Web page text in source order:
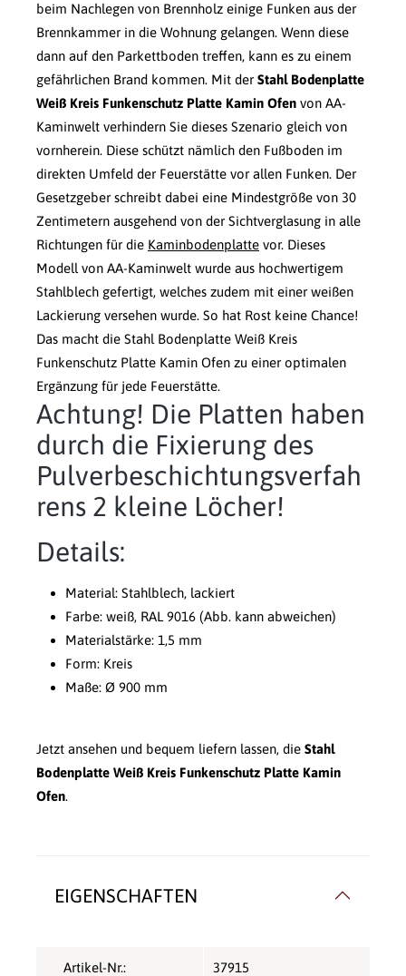
beim Nachlegen von Brennholz einige Funken aus der
Brennkammer in die Wohnung gelangen. Wenn diese
dann auf den Parkettboden treffen, kann es zu einem
gefährlichen Brand kommen. Mit der Stahl Bodenplatte
Weiß Kreis Funkenschutz Platte Kamin Ofen von AA-
Kaminwelt verhindern Sie dieses Szenario gleich von
vornherein. Diese schützt nämlich den Fußboden im
direkten Umfeld der Feuerstätte vor allen Funken. Der
Gesetzgeber schreibt dabei eine Mindestgröße von 30
Zentimetern ausgehend von der Sichtverglasung in alle
Richtungen für die Kaminbodenplatte vor. Dieses
Modell von AA-Kaminwelt wurde aus hochwertigem
Stahlblech gefertigt, welches zudem mit einer weißen
Lackierung versehen wurde. So hat Rost keine Chance!
Das macht die Stahl Bodenplatte Weiß Kreis
Funkenschutz Platte Kamin Ofen zu einer optimalen
Ergänzung für jede Feuerstätte.
Achtung! Die Platten haben
durch die Fixierung des
Pulverbeschichtungsverfah
rens 2 kleine Löcher!
Details:
Material: Stahlblech, lackiert
Farbe: weiß, RAL 9016 (Abb. kann abweichen)
Materialstärke: 1,5 mm
Form: Kreis
Maße: Ø 900 mm
Jetzt ansehen und bequem liefern lassen, die Stahl
Bodenplatte Weiß Kreis Funkenschutz Platte Kamin
Ofen.
EIGENSCHAFTEN
Artikel-Nr.: 37915